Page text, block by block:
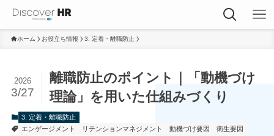
ホーム お役立ち情報 3. 定着・離職防止
離職防止のポイント｜「動機づけ
理論」を用いた仕組みづくり
2026
3/27
3. 定着・離職防止
エンゲージメント
リテンションマネジメント 動機づけ要因
衛生要因